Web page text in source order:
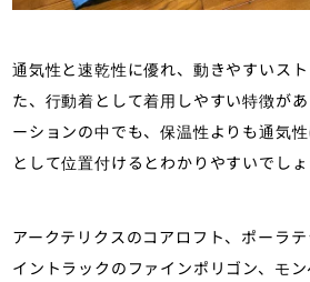
通気性と速乾性に優れ、動きやすいス
た、行動着として着用しやすい特徴が
ーションの中でも、保温性よりも通気
として位置付けるとわかりやすいでしょ
アークテリクスのコアロフト、ポーラ
イントラックのファインポリゴン、モ